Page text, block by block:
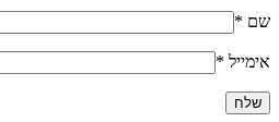
שם *
אימייל *